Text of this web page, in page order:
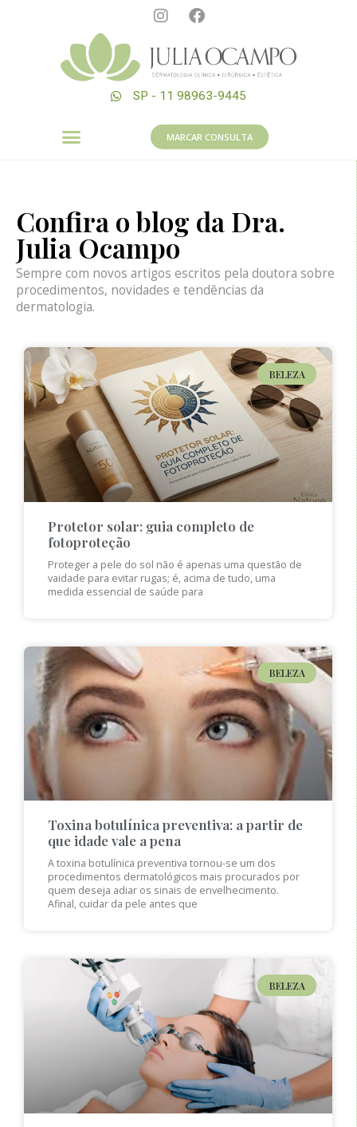
SP - 11 98963-9445
MARCAR CONSULTA
Confira o blog da Dra.
Julia Ocampo
Sempre com novos artigos escritos pela doutora sobre
procedimentos, novidades e tendências da
dermatologia.
BELEZA
Protetor solar: guia completo de
fotoproteção
Proteger a pele do sol não é apenas uma questão de
vaidade para evitar rugas; é, acima de tudo, uma
medida essencial de saúde para
BELEZA
Toxina botulínica preventiva: a partir de
que idade vale a pena
A toxina botulínica preventiva tornou-se um dos
procedimentos dermatológicos mais procurados por
quem deseja adiar os sinais de envelhecimento.
Afinal, cuidar da pele antes que
BELEZA